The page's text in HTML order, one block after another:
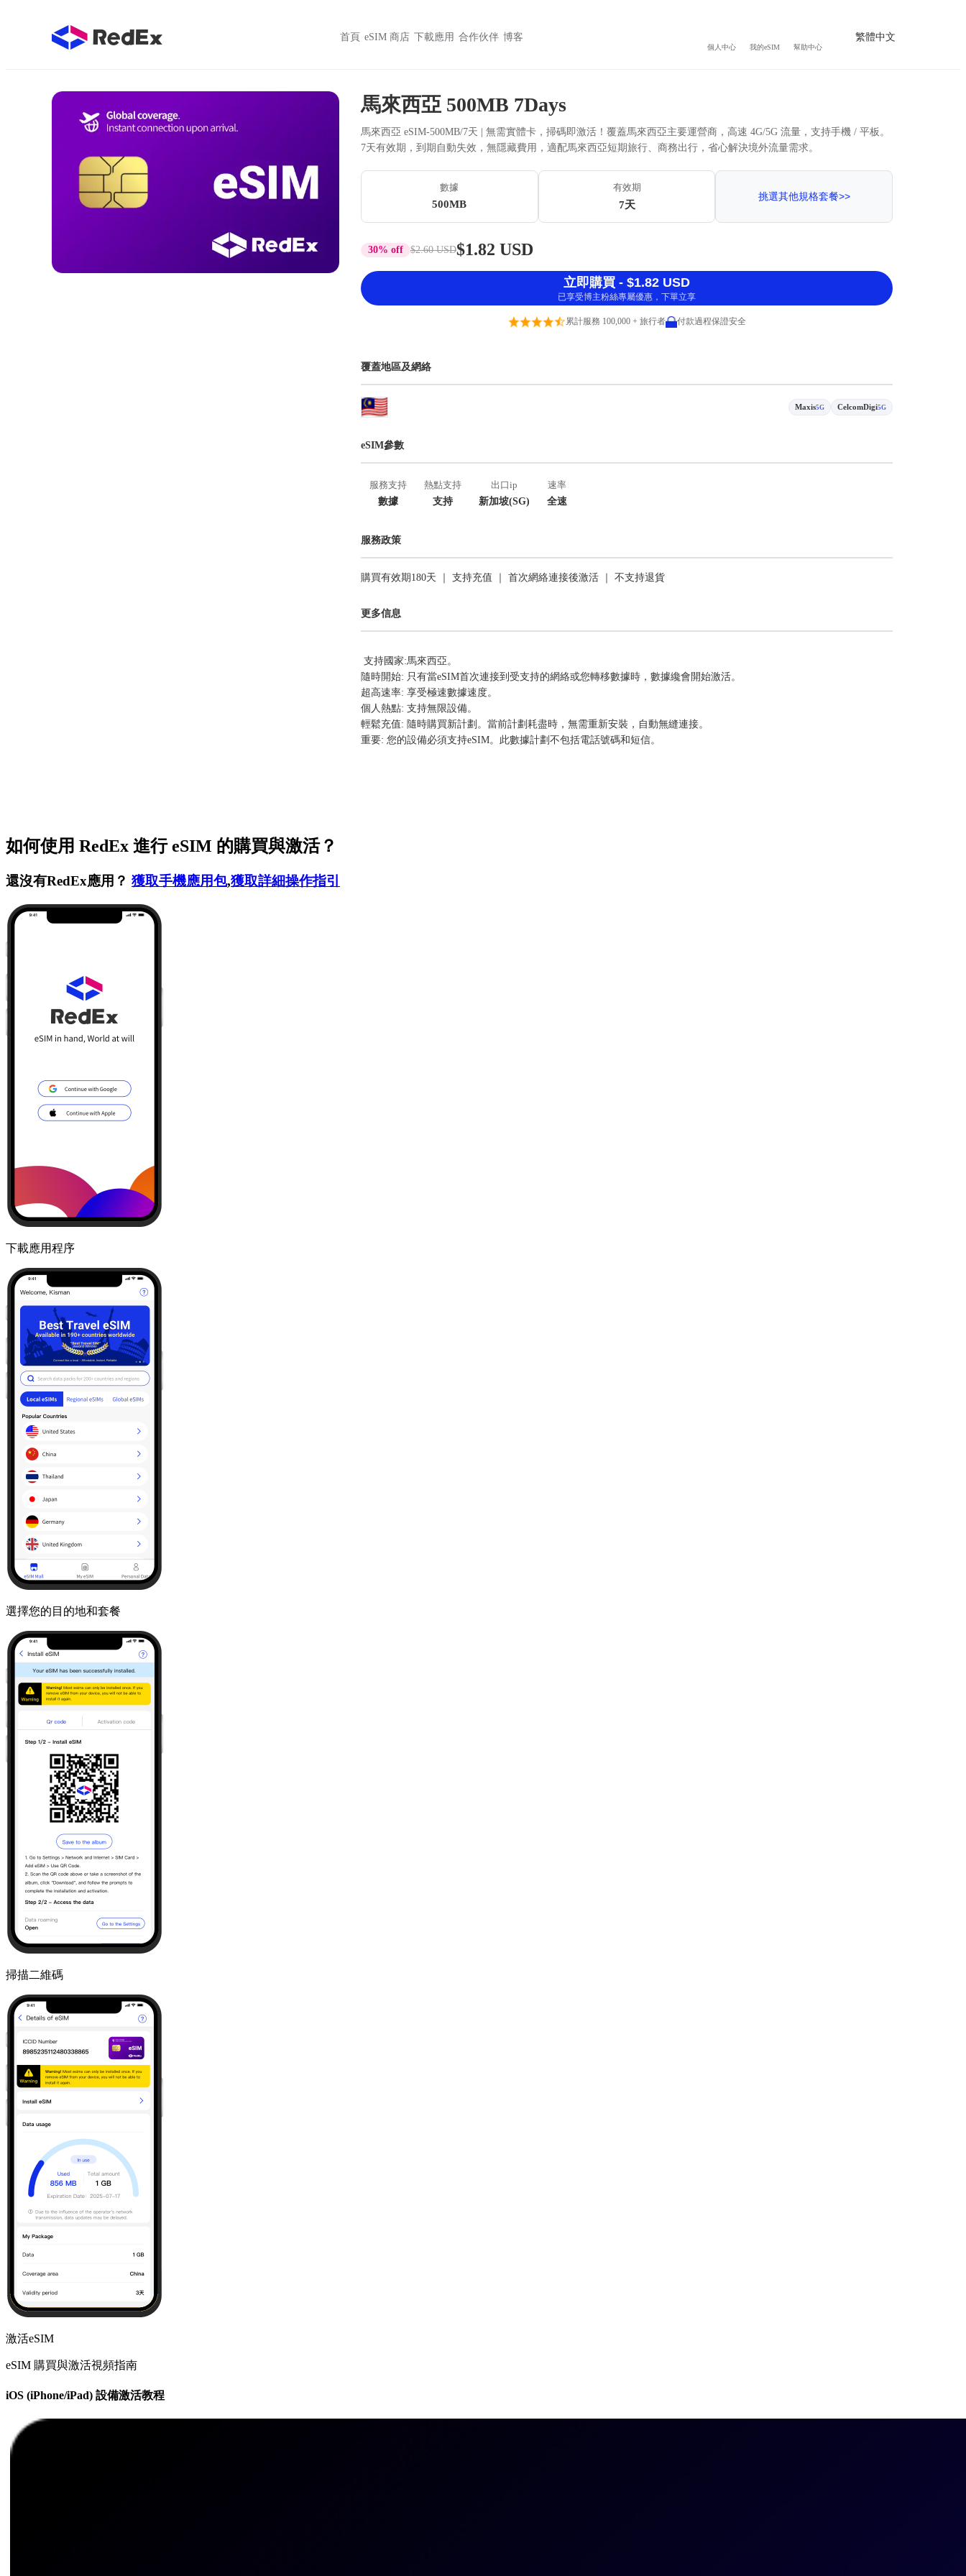
首頁 eSIM 商店 下載應用 合作伙伴 博客
個人中心 我的eSIM 幫助中心
繁體中文
馬來西亞 500MB 7Days
馬來西亞 eSIM-500MB/7天 | 無需實體卡，掃碼即激活！覆蓋馬來西亞主要運營商，高速 4G/5G 流量，支持手機 / 平板。
7天有效期，到期自動失效，無隱藏費用，適配馬來西亞短期旅行、商務出行，省心解決境外流量需求。
數據
500MB
有效期
7天
挑選其他規格套餐>>
30% off $2.60 USD$1.82 USD
立即購買 - $1.82 USD
已享受博主粉絲專屬優惠，下單立享
累計服務 100,000 + 旅行者 付款過程保證安全
覆蓋地區及網絡
Maxis5G CelcomDigi5G
eSIM參數
服務支持
數據
熱點支持
支持
出口ip
新加坡(SG)
速率
全速
服務政策
購買有效期180天 ｜ 支持充值 ｜ 首次網絡連接後激活 ｜ 不支持退貨
更多信息
支持國家:馬來西亞。
隨時開始: 只有當eSIM首次連接到受支持的網絡或您轉移數據時，數據纔會開始激活。
超高速率: 享受極速數據速度。
個人熱點: 支持無限設備。
輕鬆充值: 隨時購買新計劃。當前計劃耗盡時，無需重新安裝，自動無縫連接。
重要: 您的設備必須支持eSIM。此數據計劃不包括電話號碼和短信。
如何使用 RedEx 進行 eSIM 的購買與激活？
還沒有RedEx應用？ 獲取手機應用包,獲取詳細操作指引
下載應用程序
選擇您的目的地和套餐
掃描二維碼
激活eSIM
eSIM 購買與激活視頻指南
iOS (iPhone/iPad) 設備激活教程